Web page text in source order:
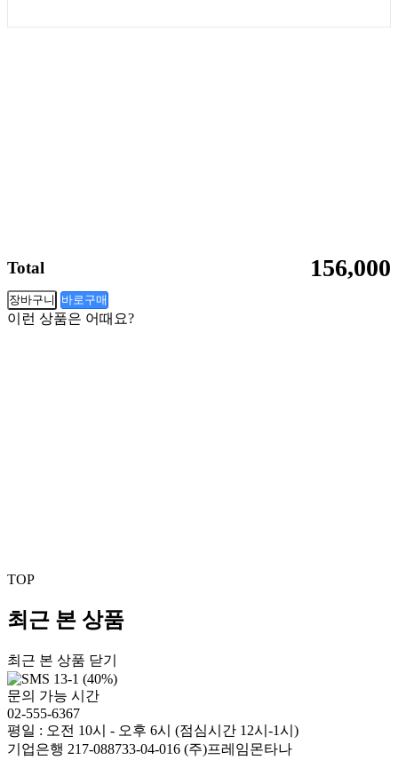
Total 156,000
장바구니 바로구매
이런 상품은 어때요?
TOP
최근 본 상품
최근 본 상품 닫기
문의 가능 시간
02-555-6367
평일 : 오전 10시 - 오후 6시 (점심시간 12시-1시)
기업은행 217-088733-04-016 (주)프레임몬타나